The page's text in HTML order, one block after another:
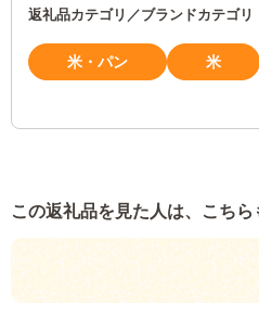
返礼品カテゴリ／ブランドカテゴリ
米・パン 米
この返礼品を見た人は、こち